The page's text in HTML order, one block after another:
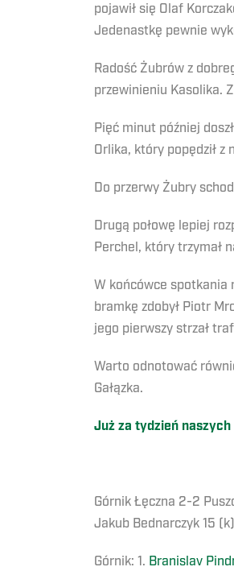
pojawił się Olaf
Jedenastkę pewnie
Radość Żubrów z
przewinieniu Kasolika.
Pięć minut później
Orlika, który popędził z
Do przerwy Żubry
Drugą połowę lepiej
Perchel, który trzymał
W końcówce spotkania
bramkę zdobył Piotr
jego pierwszy strzał
Warto odnotować
Gałązka.
Już za tydzień
Górnik Łęczna 2-2
Jakub Bednarczyk 15
Górnik: 1. Branislav